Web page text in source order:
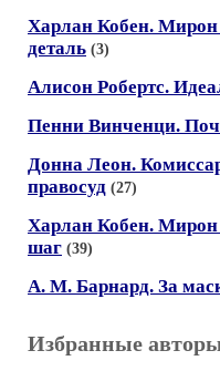
Харлан Кобен. Мирон
деталь (3)
Алисон Робертс.
Пенни Винченци.
Донна Леон.
правосуд (27)
Харлан Кобен.
шаг (39)
А. М. Барнард. За
Избранные